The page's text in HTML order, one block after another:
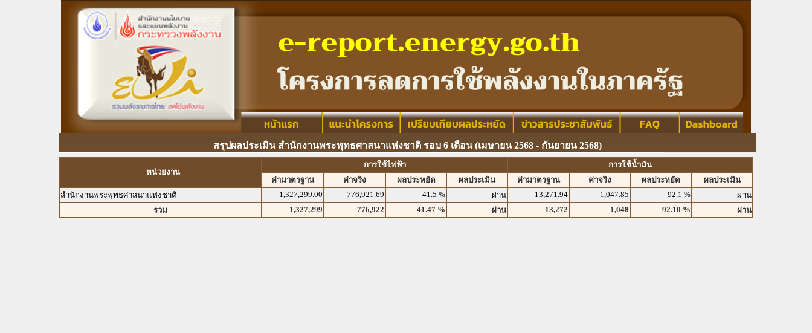
สรุปผลประเมิน สำนักงานพระพุทธศาสนาแห่งชาติ รอบ 6 เดือน (เมษายน 2568 - กันยายน 2568)
หน่วยงาน
การใช้ไฟฟ้า
การใช้น้ำมัน
ค่ามาตรฐาน
ค่าจริง ผลประหยัด ผลประเมิน ค่ามาตรฐาน ค่าจริง ผลประหยัด
ผลประเมิน
สำนักงานพระพุทธศาสนาแห่งชาติ
1,327,299.00 776,921.69 41.5 % ผ่าน 13,271.94 1,047.85 92.1 %
ผ่าน
รวม
1,327,299 776,922 41.47 % ผ่าน 13,272 1,048 92.10 % ผ่าน